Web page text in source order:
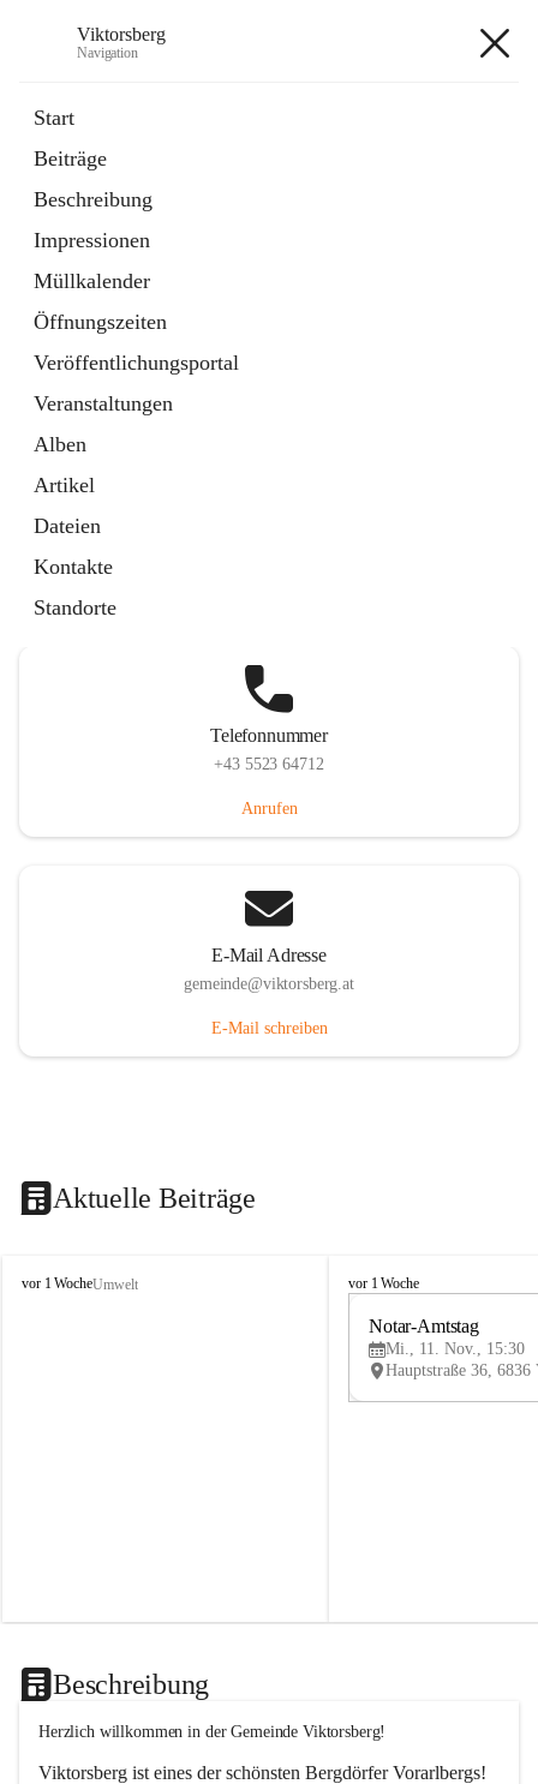
Viktorsberg
Navigation
Start
Beiträge
Beschreibung
Impressionen
Müllkalender
Öffnungszeiten
Veröffentlichungsportal
Veranstaltungen
Alben
Artikel
Dateien
Kontakte
Standorte
1 Schnellzugriff
Bürgerservice
10 Schnellzugriffe
Telefonnummer
+43 5523 64712
Anrufen
E-Mail Adresse
gemeinde@viktorsberg.at
E-Mail schreiben
Aktuelle Beiträge
V
vor 1 WocheUmwelt
V
vor 1 Woche
Notar-Amtstag
Mi., 11. Nov., 15:30
Beschreibung
Herzlich willkommen in der Gemeinde Viktorsberg!
Viktorsberg ist eines der schönsten Bergdörfer Vorarlbergs!